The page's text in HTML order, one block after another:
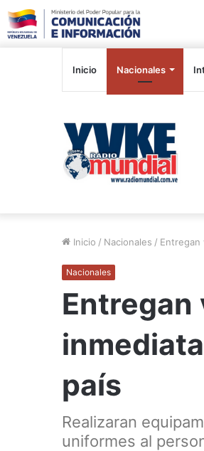
Inicio Nacionales
Inicio / Nacionales / Entregan
Nacionales
Entregan
país
Realizaran
uniformes al